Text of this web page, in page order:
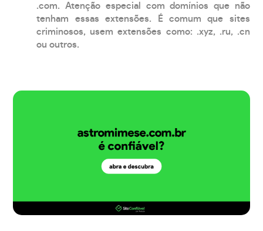
.com. Atenção especial com domínios que não
tenham essas extensões. É comum que sites
criminosos, usem extensões como: .xyz, .ru, .cn
ou outros.